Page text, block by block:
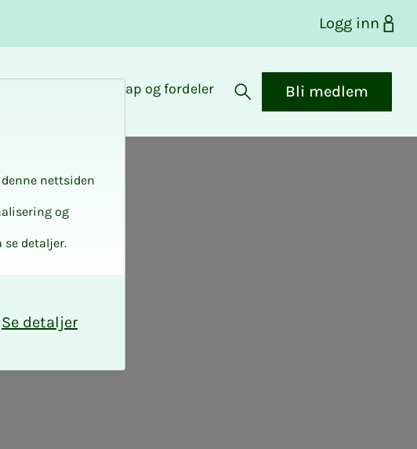
Logg inn
Medlemskap og fordeler
Åpne søk
Bli medlem
nettsiden
og
se detaljer.
Se detaljer